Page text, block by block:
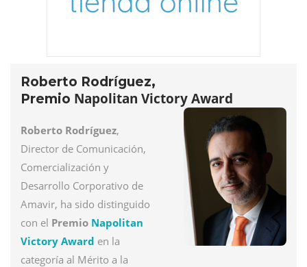
Roberto Rodríguez,
Premio Napolitan Victory Award
Roberto Rodríguez,
Director de Comunicación,
Comercialización y
Desarrollo Corporativo de
Amavir, ha sido distinguido
con el Premio Napolitan
Victory Award en la
categoría al Mérito a la